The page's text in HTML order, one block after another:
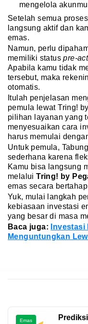
mengelola
Setelah semua
langsung aktif dan
emas.
Namun, perlu
memiliki statuspre-
Apabila kamu tidak
tersebut, maka
otomatis.
Itulah penjelasan
pemula lewat Tring!
pilihan layanan yang
menyesuaikan cara
harus memulai
Untuk pemula,
sederhana karena
Kamu bisa langsung
melaluiTring! by
emas secara
Yuk, mulai langkah
kebiasaan investasi
yang besar di masa
Baca juga:
Investasi
Menguntungkan
Emas